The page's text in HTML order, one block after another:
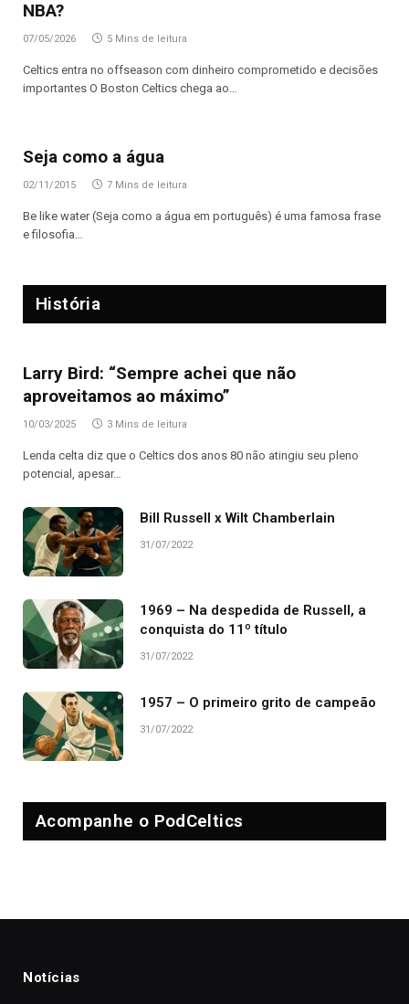
NBA?
07/05/2026 5 Mins de leitura
Celtics entra no offseason com dinheiro comprometido e decisões
importantes O Boston Celtics chega ao…
Seja como a água
02/11/2015 7 Mins de leitura
Be like water (Seja como a água em português) é uma famosa frase
e filosofia…
História
Larry Bird: “Sempre achei que não
aproveitamos ao máximo”
10/03/2025 3 Mins de leitura
Lenda celta diz que o Celtics dos anos 80 não atingiu seu pleno
potencial, apesar…
Bill Russell x Wilt Chamberlain
31/07/2022
1969 – Na despedida de Russell, a
conquista do 11º título
31/07/2022
1957 – O primeiro grito de campeão
31/07/2022
Acompanhe o PodCeltics
Notícias